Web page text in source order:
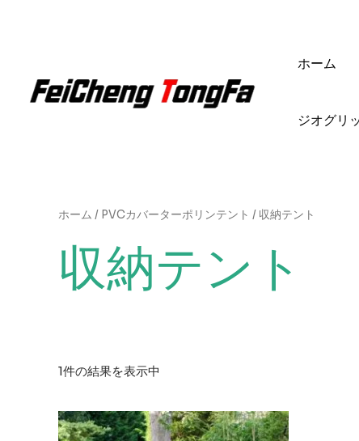
ホーム
ジオグリ
ホーム / PVCカバーターポリンテント / 収納テント
収納テント
1件の結果を表示中